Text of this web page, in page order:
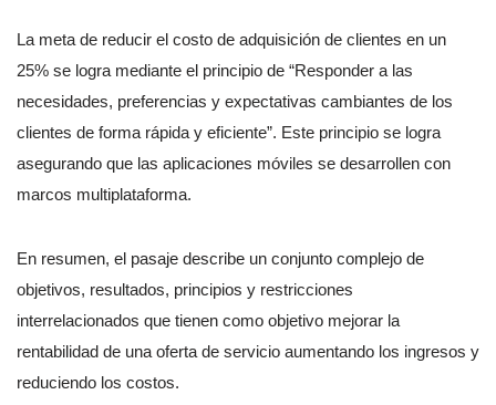
La meta de reducir el costo de adquisición de clientes en un
25% se logra mediante el principio de “Responder a las
necesidades, preferencias y expectativas cambiantes de los
clientes de forma rápida y eficiente”. Este principio se logra
asegurando que las aplicaciones móviles se desarrollen con
marcos multiplataforma.
En resumen, el pasaje describe un conjunto complejo de
objetivos, resultados, principios y restricciones
interrelacionados que tienen como objetivo mejorar la
rentabilidad de una oferta de servicio aumentando los ingresos y
reduciendo los costos.